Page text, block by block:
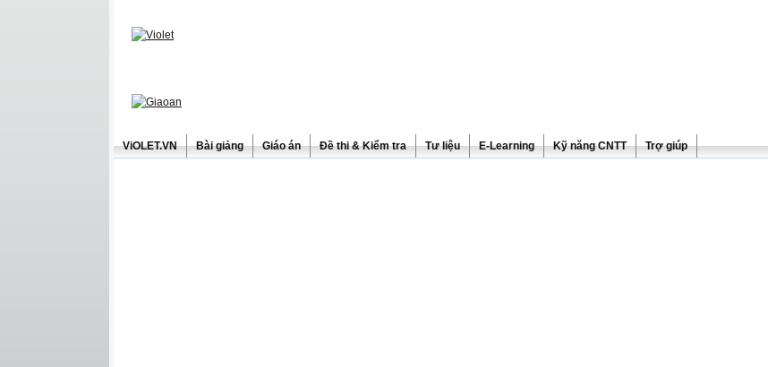
ViOLET.VN Bài giảng Giáo án Đề thi & Kiểm tra Tư liệu E-Learning Kỹ năng CNTT Trợ giúp